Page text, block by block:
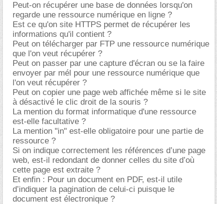
Peut-on récupérer une base de données lorsqu'on
regarde une ressource numérique en ligne ?
Est ce qu'on site HTTPS permet de récupérer les
informations qu'il contient ?
Peut on télécharger par FTP une ressource numérique
que l'on veut récupérer ?
Peut on passer par une capture d'écran ou se la faire
envoyer par mél pour une ressource numérique que
l'on veut récupérer ?
Peut on copier une page web affichée même si le site
à désactivé le clic droit de la souris ?
La mention du format informatique d'une ressource
est-elle facultative ?
La mention "in" est-elle obligatoire pour une partie de
ressource ?
Si on indique correctement les références d’une page
web, est-il redondant de donner celles du site d’où
cette page est extraite ?
Et enfin : Pour un document en PDF, est-il utile
d’indiquer la pagination de celui-ci puisque le
document est électronique ?